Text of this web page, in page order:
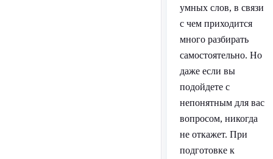
умных слов, в связи
с чем приходится
много разбирать
самостоятельно. Но
даже если вы
подойдете с
непонятным для вас
вопросом, никогда
не откажет. При
подготовке к